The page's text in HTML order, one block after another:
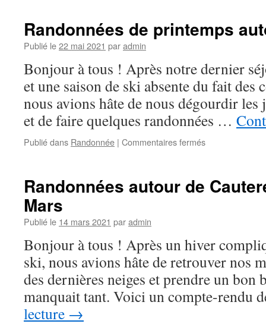
dans
autour
de
Cauterets
Randonnées de printemps
Publié le22 mai 2021 paradmin
Bonjour à tous ! Après notre dernier
et une saison de ski absente du fait des
nous avions hâte de nous dégourdir
et de faire quelques randonnées …
Publié dans Randonnée | Commentaires ferméssur
autour
Randonnées autour de
Mars
Publié le 14 mars 2021 paradmin
Bonjour à tous ! Après un hiver
ski, nous avions hâte de retrouver nos
des dernières neiges et prendre un bon
manquait tant. Voici un compte-rendu
lecture →